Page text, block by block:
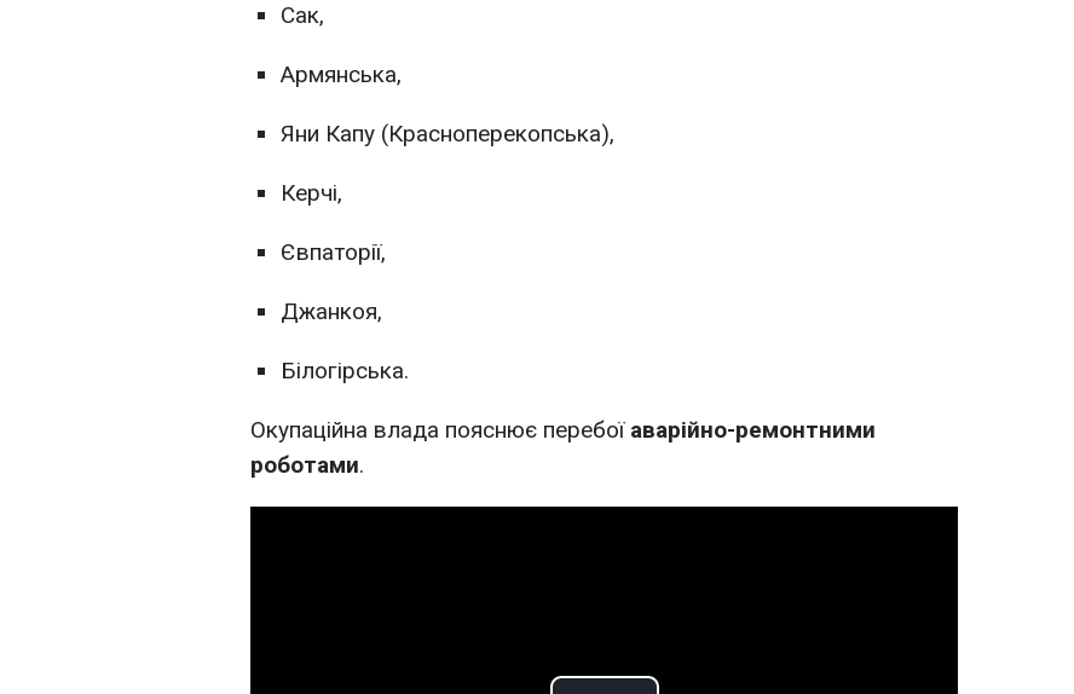
Сак,
Армянська,
Яни Капу (Красноперекопська),
Керчі,
Євпаторії,
Джанкоя,
Білогірська.
Окупаційна влада пояснює перебої аварійно-ремонтними
роботами.